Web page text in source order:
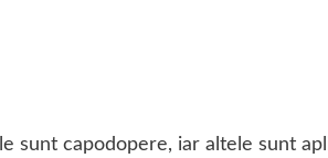
sunt capodopere, iar altele sunt